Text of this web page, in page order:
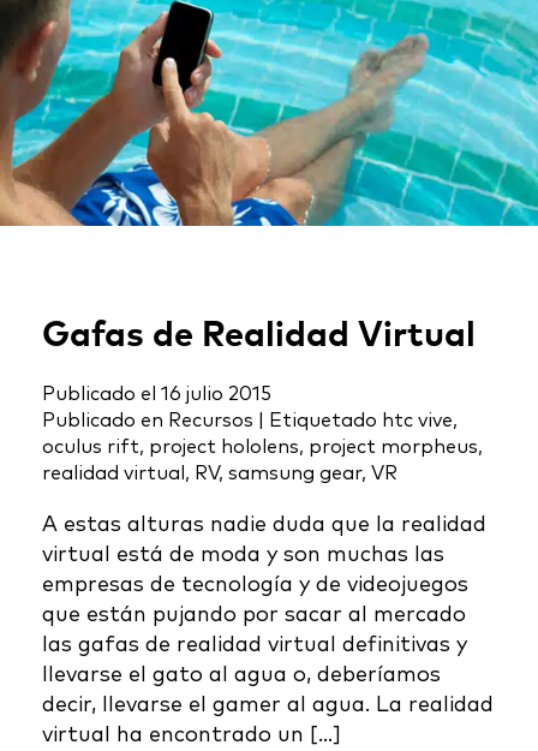
Gafas de Realidad Virtual
Publicado el 16 julio 2015
Publicado en Recursos Etiquetado htc vive,
oculus rift, project hololens, project morpheus,
realidad virtual , RV, samsung gear, VR
A estas alturas nadie duda que la realidad
virtual está de moda y son muchas las
empresas de tecnología y de videojuegos
que están pujando por sacar al mercado
las gafas de realidad virtual definitivas y
llevarse el gato al agua o, deberíamos
decir, llevarse el gamer al agua. La realidad
virtual ha encontrado un […]